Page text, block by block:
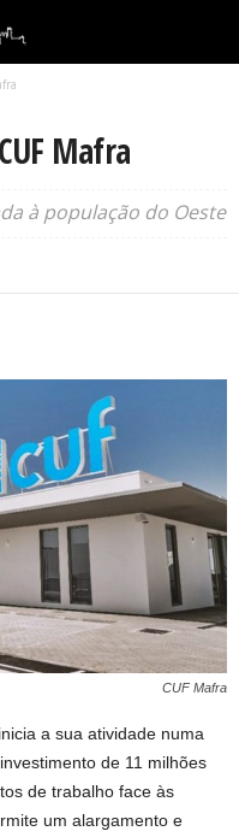
Mafra
à população do Oeste
CUF Mafra
a sua atividade numa
de 11 milhões
de trabalho face às
um alargamento e